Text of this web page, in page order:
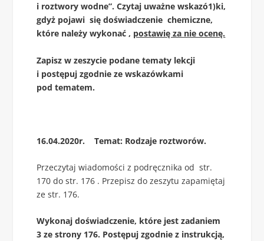
i roztwory wodne”. Czytaj uważne wskazó1)ki,
gdyż pojawi się doświadczenie chemiczne,
które należy wykonać , postawię za nie ocenę.
Zapisz w zeszycie podane tematy lekcji
i postępuj zgodnie ze wskazówkami
pod tematem.
16.04.2020r. Temat: Rodzaje roztworów.
Przeczytaj wiadomości z podręcznika od str.
170 do str. 176 . Przepisz do zeszytu zapamiętaj
ze str. 176.
Wykonaj doświadczenie, które jest zadaniem
3 ze strony 176. Postępuj zgodnie z instrukcją,